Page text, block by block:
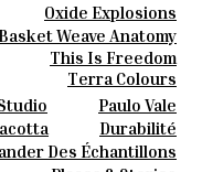
Parquet Bisque
Passino
Smink
Paulo Vale
Oxide Explosions
Vintage Metallics
Dry Colours
Terra Colours
Basket Weave Anatomy
This Is Freedom
Paulo Vale
Durabilité
Le Studio
Des Échantillons